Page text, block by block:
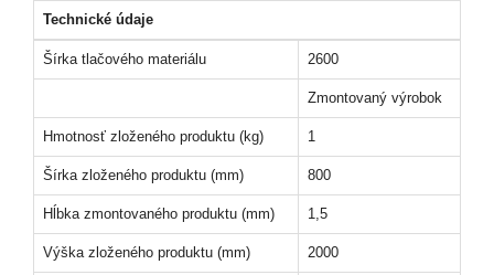
Technické údaje
Šírka tlačového materiálu 2600
Zmontovaný výrobok
Hmotnosť zloženého produktu (kg) 1
Šírka zloženého produktu (mm) 800
Hĺbka zmontovaného produktu (mm) 1,5
Výška zloženého produktu (mm) 2000